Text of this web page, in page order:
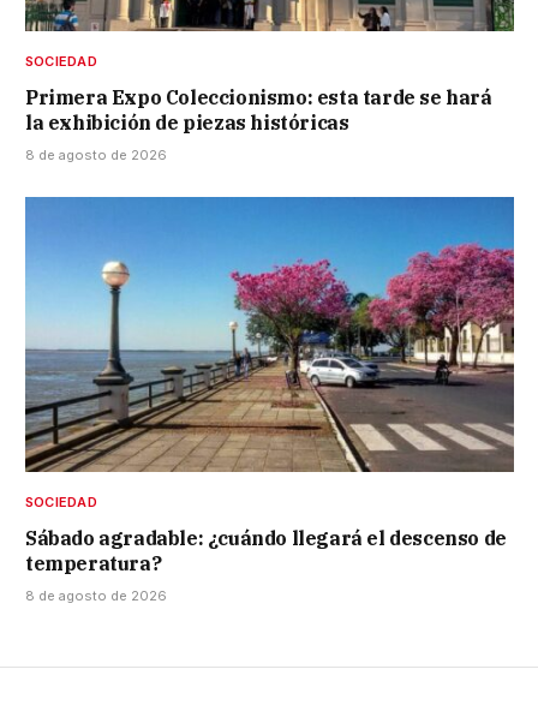
SOCIEDAD
Primera Expo Coleccionismo: esta tarde se hará
la exhibición de piezas históricas
8 de agosto de 2026
SOCIEDAD
Sábado agradable: ¿cuándo llegará el descenso de
temperatura?
8 de agosto de 2026